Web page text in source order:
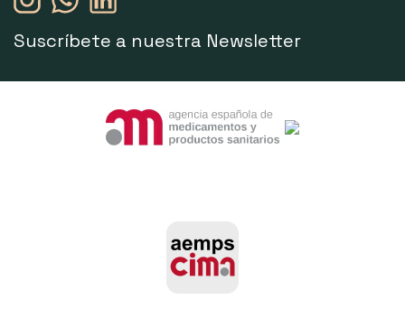
Suscríbete a nuestra Newsletter